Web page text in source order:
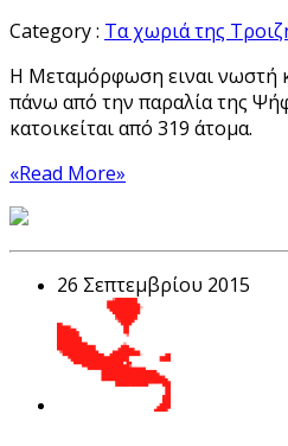
Category : Τα χωριά της
Η Μεταμόρφωση ειναι νωστή
πάνω από την παραλία της
κατοικείται από 319 άτομα.
«Read More»
26 Σεπτεμβρίου 2015